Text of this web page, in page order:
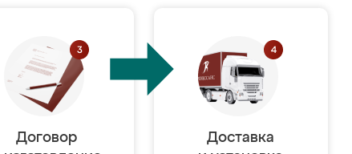
Договор
Доставка